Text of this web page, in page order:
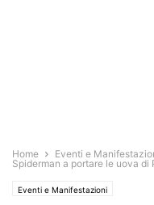
Home Eventi e
Spiderman a portare le uova di
Eventi e Manifestazioni